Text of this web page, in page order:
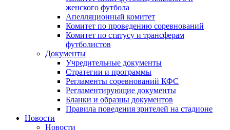
женского футбола
Апелляционный комитет
Комитет по проведению соревнований
Комитет по статусу и трансферам
футболистов
Документы
Учредительные документы
Стратегии и программы
Регламенты соревнований КФС
Регламентирующие документы
Бланки и образцы документов
Правила поведения зрителей на стадионе
Новости
Новости